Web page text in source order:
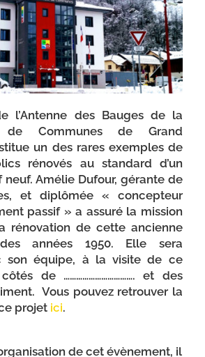
l’Antenne des Bauges de la
de Communes de Grand
un des rares exemples de
rénovés au standard d’un
Amélie Dufour, gérante de
et diplômée « concepteur
passif » a assuré la mission
rénovation de cette ancienne
années 1950. Elle sera
son équipe, à la visite de ce
de ……………………………. et des
Vous pouvez retrouver la
projet ici.
de cet évènement, il